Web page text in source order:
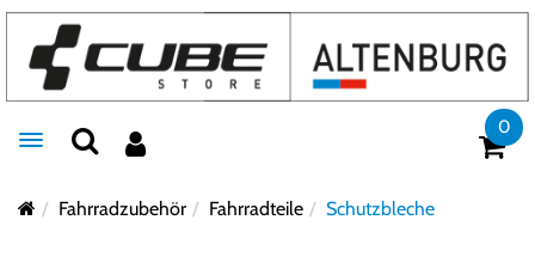
Toggle navigation
0
Fahrradzubehör Fahrradteile Schutzbleche